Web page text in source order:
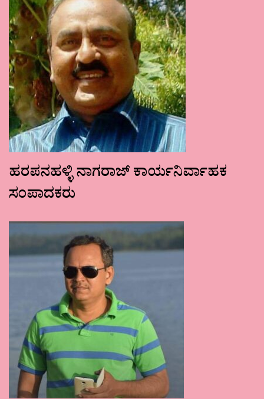
ಹರಪನಹಳ್ಳಿ ನಾಗರಾಜ್ ಕಾರ್ಯನಿರ್ವಾಹಕ
ಸಂಪಾದಕರು